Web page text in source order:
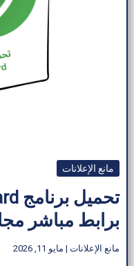
مانع الإعلانات
برابط مباشر
مانع الإعلانات | مايو 11, 2026